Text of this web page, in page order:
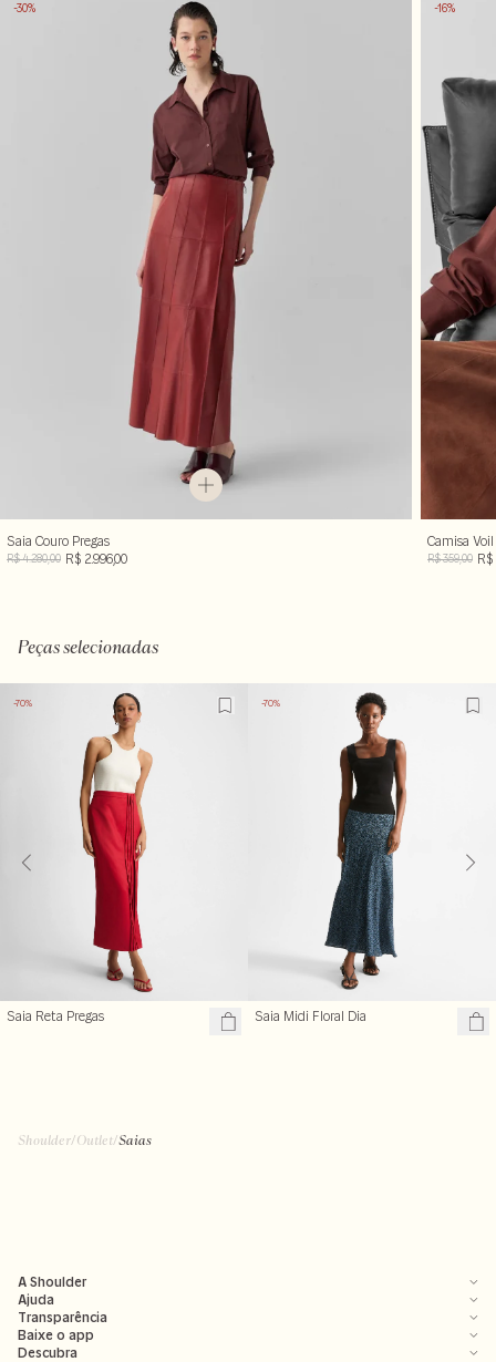
-30%
Saia Couro Pregas
R$ 4.280,00 R$ 2.996,00
-16%
Camisa
R$ 359,00 R$
Peças selecionadas
-70%
Saia Reta Pregas
-70%
Saia Midi Floral Dia
Shoulder/Outlet/Saias
A Shoulder
Ajuda
Transparência
Baixe o app
Descubra